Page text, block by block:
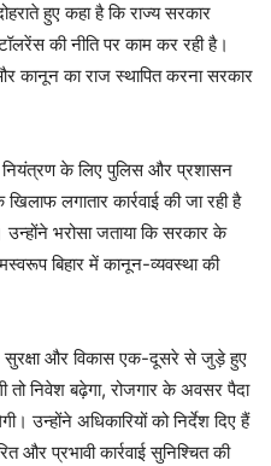
हुए कहा है कि राज्य सरकार
की नीति पर काम कर रही है।
कानून का राज स्थापित करना सरकार
नियंत्रण के लिए पुलिस और प्रशासन
लगातार कार्रवाई की जा रही है
उन्होंने भरोसा जताया कि सरकार के
बिहार में कानून-व्यवस्था की
सुरक्षा और विकास एक-दूसरे से जुड़े हुए
तो निवेश बढ़ेगा, रोजगार के अवसर पैदा
उन्होंने अधिकारियों को निर्देश दिए हैं
और प्रभावी कार्रवाई सुनिश्चित की